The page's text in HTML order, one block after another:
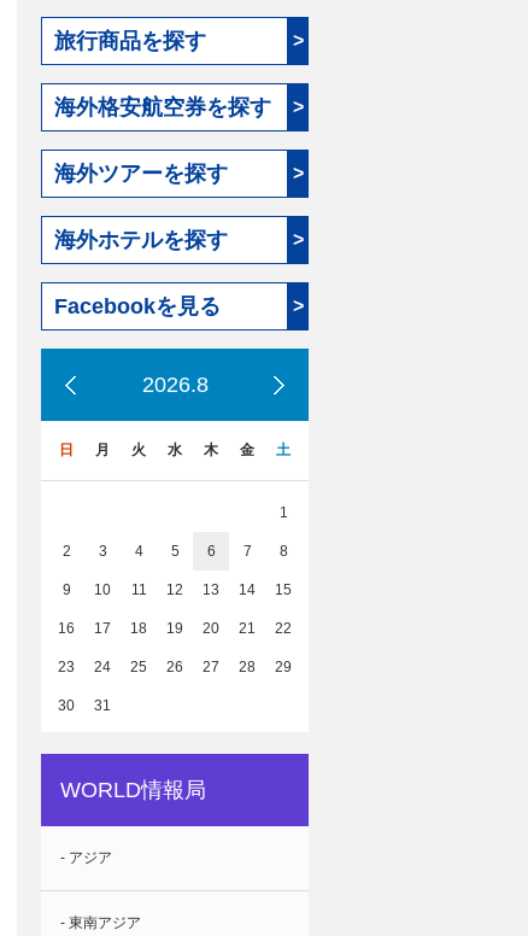
旅行商品を探す >
海外格安航空券を探す >
海外ツアーを探す >
海外ホテルを探す >
Facebookを見る >
2026.8
日 月 火 水 木 金 土
1
2 3 4 5 6 7 8
9 10 11 12 13 14 15
16 17 18 19 20 21 22
23 24 25 26 27 28 29
30 31
WORLD情報局
- アジア
- 東南アジア